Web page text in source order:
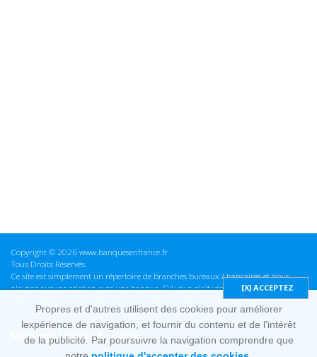
Copyright © 2026 www.banquesenfrance.fr
Tous Droits Réservés.
Ce site est simplement un répertoire de branches bureaux / bancaires et nous
n'avons aucune relation avec une banque. S'il vous plaît vérifier ces informations
avant d'effectuer toute opération, nous ne sommes pas responsables des erreurs
ou des omissions dans les informations que nous fournissons.
Mentions Légales & cookies
Propres et d'autres utilisent des cookies pour améliorer
lexpérience de navigation, et fournir du contenu et de l'intérêt
de la publicité. Par poursuivre la navigation comprendre que